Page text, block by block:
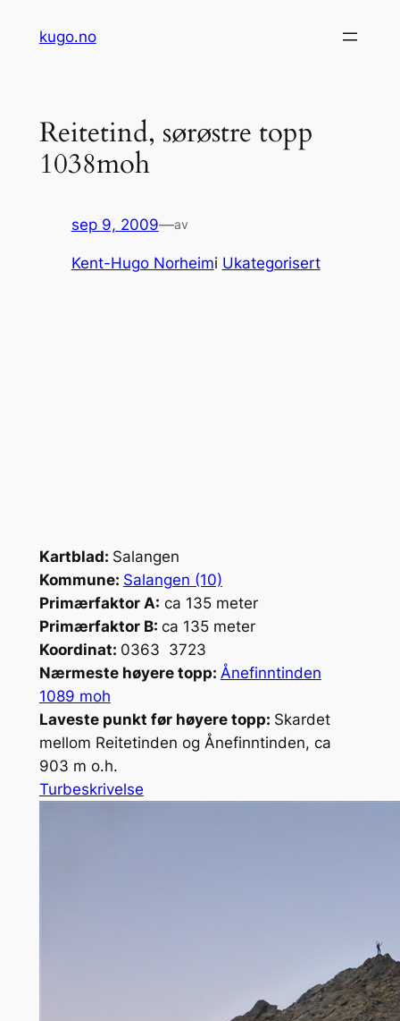
kugo.no
Reitetind, sørøstre topp
1038moh
sep 9, 2009—av
Kent-Hugo Norheimi Ukategorisert
Kartblad: Salangen
Kommune: Salangen (10)
Primærfaktor A: ca 135 meter
Primærfaktor B: ca 135 meter
Koordinat: 0363 3723
Nærmeste høyere topp: Ånefinntinden
1089 moh
Laveste punkt før høyere topp: Skardet
mellom Reitetinden og Ånefinntinden, ca
903 m o.h.
Turbeskrivelse